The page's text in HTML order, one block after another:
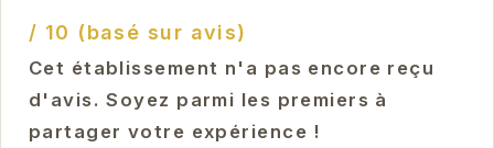
/ 10 (basé sur avis)
Cet établissement n'a pas encore reçu
d'avis. Soyez parmi les premiers à
partager votre expérience !